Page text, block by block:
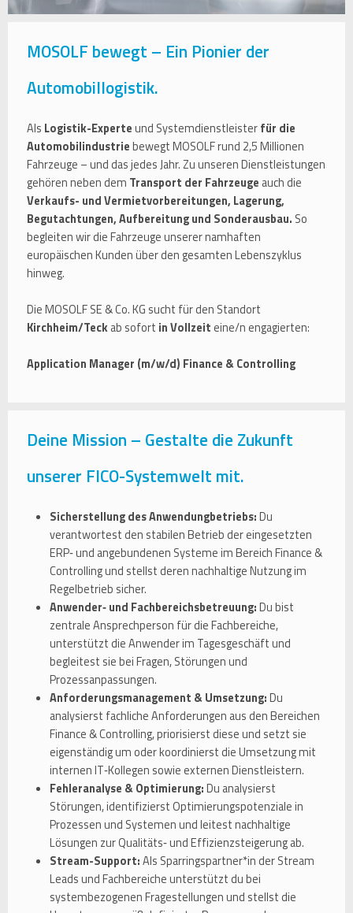
MOSOLF bewegt – Ein Pionier der
Automobillogistik.
Als Logistik-Experteund Systemdienstleisterfür die
Automobilindustriebewegt MOSOLF rund 2,5 Millionen
Fahrzeuge – und das jedes Jahr. Zu unseren Dienstleistungen
gehören neben dem Transport der Fahrzeuge auch die
Verkaufs- und Vermietvorbereitungen, Lagerung,
Begutachtungen, Aufbereitung und Sonderausbau. So
begleiten wir die Fahrzeuge unserer namhaften
europäischen Kunden über den gesamten Lebenszyklus
hinweg.
Die MOSOLF SE & Co. KG sucht für den Standort
Kirchheim/Teckab sofort in Vollzeit eine/n engagierten:
Application Manager (m/w/d) Finance & Controlling
Deine Mission – Gestalte die Zukunft
unserer FICO-Systemwelt mit.
Sicherstellung des Anwendungbetriebs:Du
verantwortest den stabilen Betrieb der eingesetzten
ERP‑ und angebundenen Systeme im Bereich Finance &
Controlling und stellst deren nachhaltige Nutzung im
Regelbetrieb sicher.
Anwender‑ und Fachbereichsbetreuung:Du bist
zentrale Ansprechperson für die Fachbereiche,
unterstützt die Anwender im Tagesgeschäft und
begleitest sie bei Fragen, Störungen und
Prozessanpassungen.
Anforderungsmanagement & Umsetzung:Du
analysierst fachliche Anforderungen aus den Bereichen
Finance & Controlling, priorisierst diese und setzt sie
eigenständig um oder koordinierst die Umsetzung mit
internen IT‑Kollegen sowie externen Dienstleistern.
Fehleranalyse & Optimierung:Du analysierst
Störungen, identifizierst Optimierungspotenziale in
Prozessen und Systemen und leitest nachhaltige
Lösungen zur Qualitäts‑ und Effizienzsteigerung ab.
Stream-Support:Als Sparringspartner*in der Stream
Leads und Fachbereiche unterstützt du bei
systembezogenen Fragestellungen und stellst die